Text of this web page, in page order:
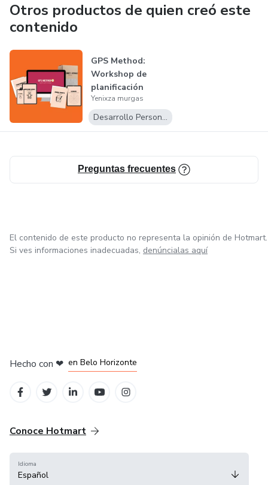
Otros productos de quien creó este
contenido
GPS Method:
Workshop de
planificación
estratégica +
Manifest...
Yenixza murgas
Desarrollo Personal
Preguntas frecuentes
El contenido de este producto no representa la opinión de Hotmart.
Si ves informaciones inadecuadas, denúncialas aquí
Hecho con ❤ en Belo Horizonte
Conoce Hotmart
Idioma
Español